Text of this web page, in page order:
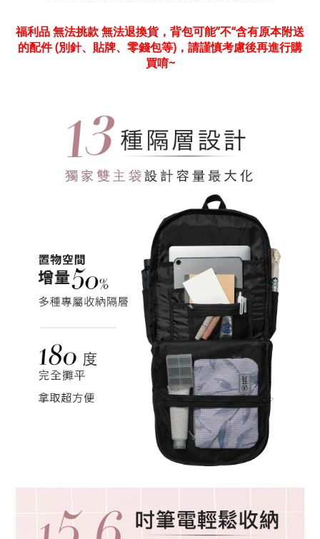
福利品 無法挑款 無法退換貨，背包可能”不“含有原本附送
的配件 (別針、貼牌、零錢包等)，請謹慎考慮後再進行購
買唷~